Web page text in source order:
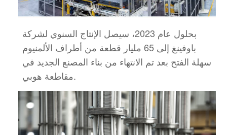
بحلول عام 2023، سيصل الإنتاج السنوي لشركة
باوفينغ إلى 65 مليار قطعة من أطراف الألمنيوم
سهلة الفتح بعد تم الانتهاء من بناء المصنع الجديد في
مقاطعة هوبي.